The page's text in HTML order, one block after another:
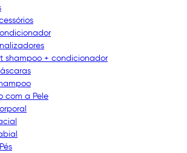
shampoo + condicionador
com a Pele